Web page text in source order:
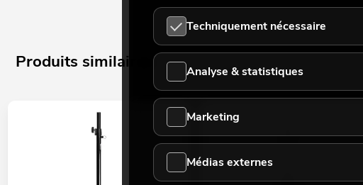
Produits similaires
Techniquement nécessaire
Analyse & statistiques
Marketing
Médias externes